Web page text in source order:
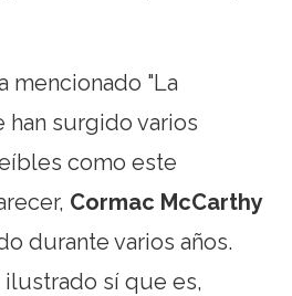
mencionado "La
han surgido varios
como este
Cormac McCarthy
durante varios años.
sí que es,